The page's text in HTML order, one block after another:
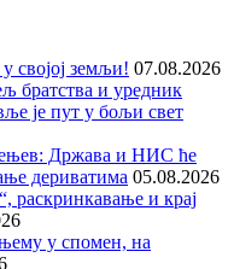
својој земљи! 07.08.2026
братства и уредник
је пут у бољи свет
Држава и НИС ће
дериватима 05.08.2026
и крај
у спомен, на